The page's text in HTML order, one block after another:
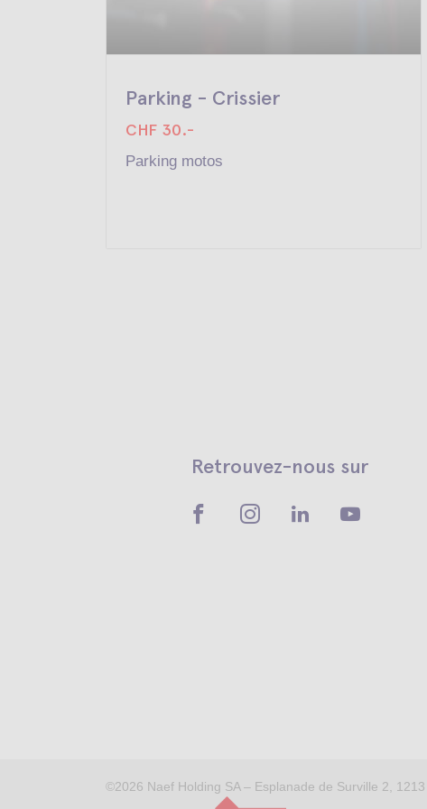
Parking - Crissier
CHF 30.-
Parking motos
Retrouvez-nous sur
©2026 Naef Holding SA – Esplanade de Surville 2,